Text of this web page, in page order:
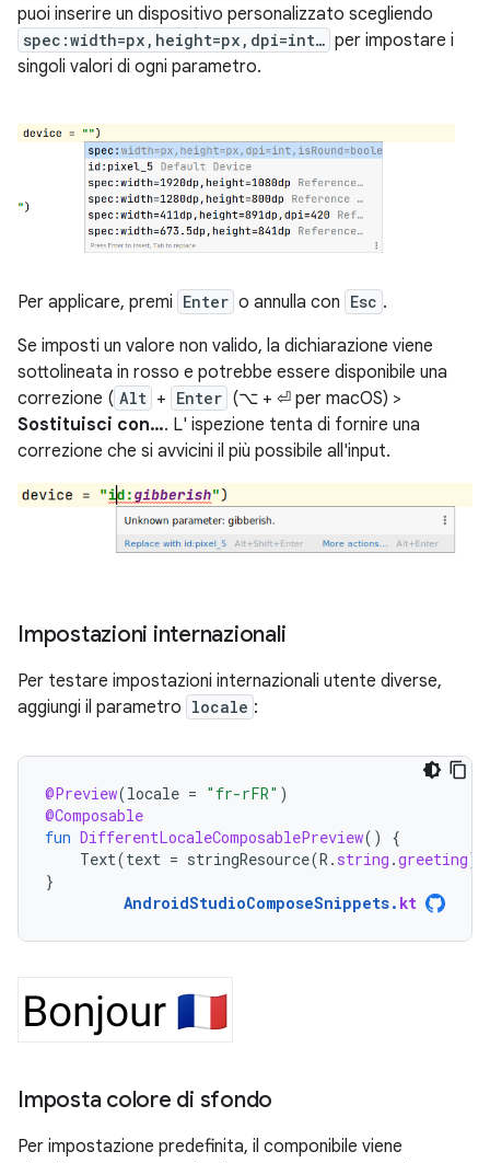
puoi inserire un dispositivo personalizzato scegliendo
spec:width=px,height=px,dpi=int… per impostare i
singoli valori di ogni parametro.
Per applicare, premi Enter o annulla con Esc .
Se imposti un valore non valido, la dichiarazione viene
sottolineata in rosso e potrebbe essere disponibile una
correzione ( Alt + Enter (⌥ + ⏎ per macOS) >
Sostituisci con…. L' ispezione tenta di fornire una
correzione che si avvicini il più possibile all'input.
Impostazioni internazionali
Per testare impostazioni internazionali utente diverse,
aggiungi il parametro locale :
@Preview(locale = "fr-rFR" )
@Composable
fun DifferentLocaleComposablePreview()
{
Text(text = stringResource(R . string .greeting))
}
AndroidStudioComposeSnippets. kt
Imposta colore di sfondo
Per impostazione predefinita, il componibile viene